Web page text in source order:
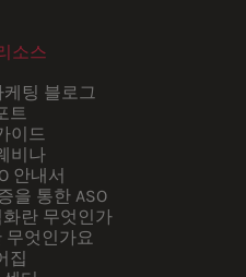
소스
팅 블로그
트
이드
비나
안내서
을 통한 ASO
란 무엇인가
무엇인가요
집